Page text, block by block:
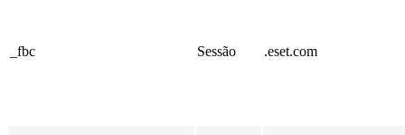
_fbc Sessão .eset.com